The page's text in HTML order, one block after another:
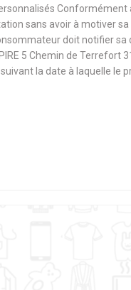
sans avoir à motiver
doit notifier
5 Chemin de
la date à laquelle